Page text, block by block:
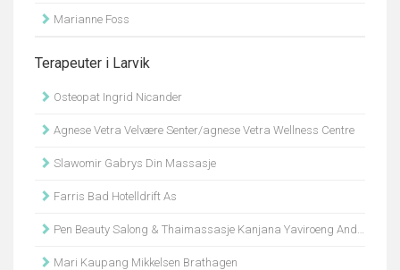
Marianne Foss
Terapeuter i Larvik
Osteopat Ingrid Nicander
Agnese Vetra Velvære Senter/agnese Vetra Wellness Centre
Slawomir Gabrys Din Massasje
Farris Bad Hotelldrift As
Pen Beauty Salong & Thaimassasje Kanjana Yaviroeng Andersen
Mari Kaupang Mikkelsen Brathagen